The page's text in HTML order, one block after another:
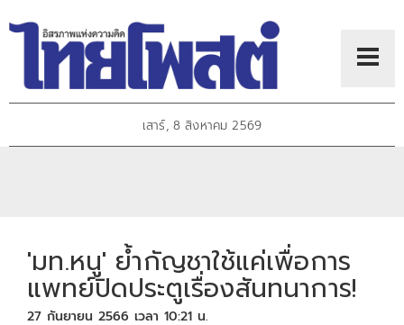
เสาร์, 8 สิงหาคม 2569
'มท.หนู' ย้ำกัญชาใช้แค่เพื่อการ
แพทย์ปิดประตูเรื่องสันทนาการ!
27 กันยายน 2566 เวลา 10:21 น.